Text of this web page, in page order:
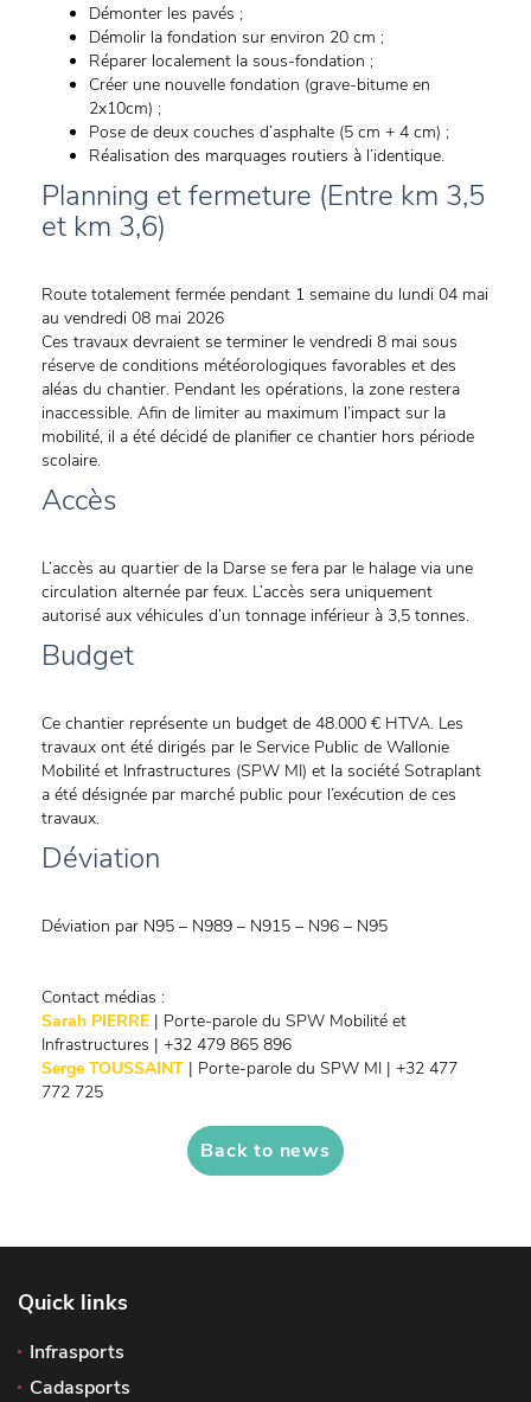
Démonter les pavés ;
Démolir la fondation sur environ 20 cm ;
Réparer localement la sous-fondation ;
Créer une nouvelle fondation (grave-bitume en
2x10cm) ;
Pose de deux couches d’asphalte (5 cm + 4 cm) ;
Réalisation des marquages routiers à l’identique.
Planning et fermeture (Entre km 3,5
et km 3,6)
Route totalement fermée pendant 1 semaine du lundi 04 mai
au vendredi 08 mai 2026
Ces travaux devraient se terminer le vendredi 8 mai sous
réserve de conditions météorologiques favorables et des
aléas du chantier. Pendant les opérations, la zone restera
inaccessible. Afin de limiter au maximum l’impact sur la
mobilité, il a été décidé de planifier ce chantier hors période
scolaire.
Accès
L’accès au quartier de la Darse se fera par le halage via une
circulation alternée par feux. L’accès sera uniquement
autorisé aux véhicules d’un tonnage inférieur à 3,5 tonnes.
Budget
Ce chantier représente un budget de 48.000 € HTVA. Les
travaux ont été dirigés par le Service Public de Wallonie
Mobilité et Infrastructures (SPW MI) et la société Sotraplant
a été désignée par marché public pour l’exécution de ces
travaux.
Déviation
Déviation par N95 – N989 – N915 – N96 – N95
Contact médias :
Sarah PIERRE | Porte-parole du SPW Mobilité et
Infrastructures | +32 479 865 896
Serge TOUSSAINT | Porte-parole du SPW MI | +32 477
772 725
Back to news
Quick links
Infrasports
Cadasports